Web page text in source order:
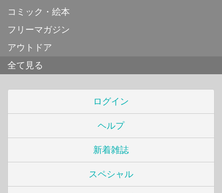
コミック・絵本
フリーマガジン
アウトドア
全て見る
ログイン
ヘルプ
新着雑誌
スペシャル